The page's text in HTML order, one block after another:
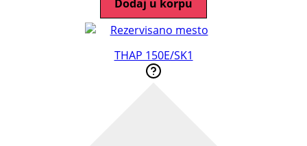
Dodaj u korpu
THAP 150E/SK1